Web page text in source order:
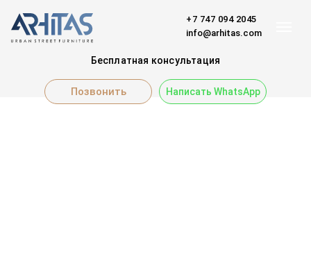
+7 747 094 2045
info@arhitas.com
Позвонить
Бесплатная консультация
Написать WhatsApp